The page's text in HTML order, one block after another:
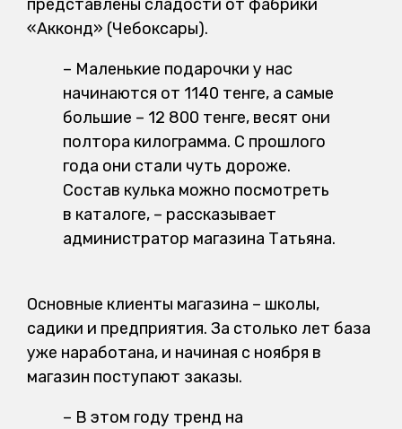
представлены сладости от фабрики
«Акконд» (Чебоксары).
– Маленькие подарочки у нас
начинаются от 1140 тенге, а самые
большие – 12 800 тенге, весят они
полтора килограмма. С прошлого
года они стали чуть дороже.
Состав кулька можно посмотреть
в каталоге, – рассказывает
администратор магазина Татьяна.
Основные клиенты магазина – школы,
садики и предприятия. За столько лет база
уже наработана, и начиная с ноября в
магазин поступают заказы.
– В этом году тренд на